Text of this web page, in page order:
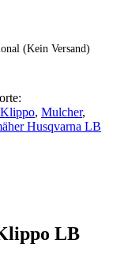
(Kein Versand)
Klippo, Mulcher,
Husqvarna LB
LB